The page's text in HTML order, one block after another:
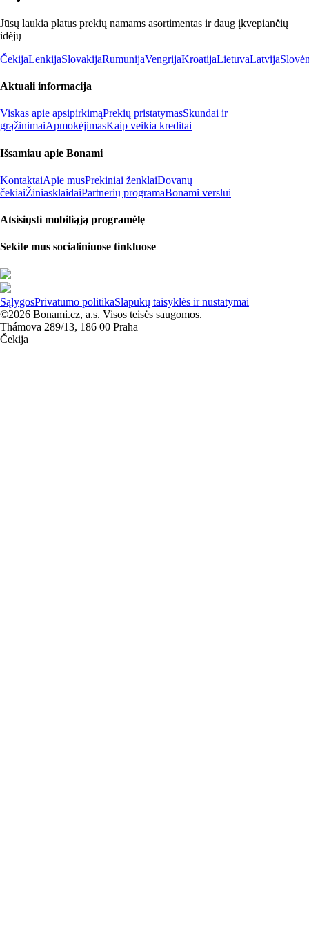
Jūsų laukia platus prekių namams asortimentas ir daug įkvepiančių
idėjų
ČekijaLenkijaSlovakijaRumunijaVengrijaKroatijaLietuvaLatvija
Aktuali informacija
Viskas apie apsipirkimąPrekių pristatymasSkundai ir
grąžinimaiApmokėjimasKaip veikia kreditai
Išsamiau apie Bonami
KontaktaiApie musPrekiniai ženklaiDovanų
čekiaiŽiniasklaidaiPartnerių programaBonami verslui
Atsisiųsti mobiliąją programėlę
Sekite mus socialiniuose tinkluose
SąlygosPrivatumo politikaSlapukų taisyklės ir nustatymai
©2026 Bonami.cz, a.s. Visos teisės saugomos.
Thámova 289/13, 186 00 Praha
Čekija